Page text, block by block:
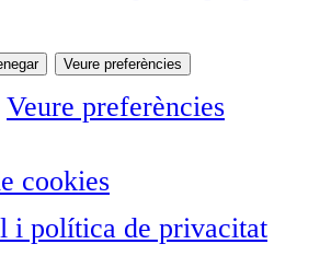
Veure preferències
Veure preferències
cookies
i política de privacitat